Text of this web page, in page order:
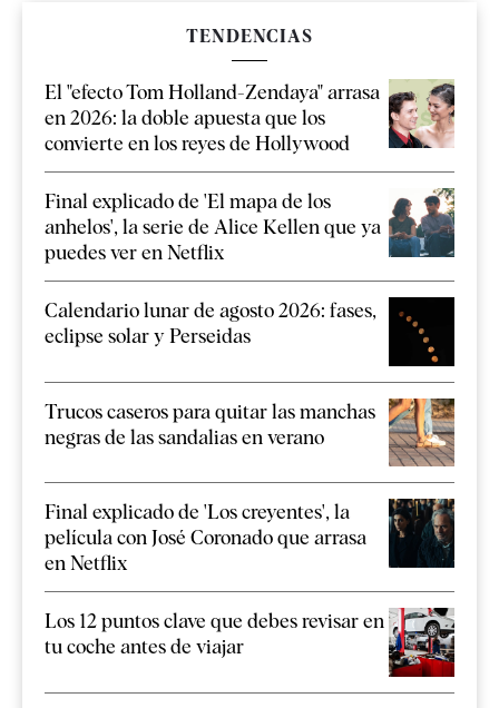
TENDENCIAS
El "efecto Tom Holland-Zendaya" arrasa
en 2026: la doble apuesta que los
convierte en los reyes de Hollywood
Final explicado de 'El mapa de los
anhelos', la serie de Alice Kellen que ya
puedes ver en Netflix
Calendario lunar de agosto 2026: fases,
eclipse solar y Perseidas
Trucos caseros para quitar las manchas
negras de las sandalias en verano
Final explicado de 'Los creyentes', la
película con José Coronado que arrasa
en Netflix
Los 12 puntos clave que debes revisar en
tu coche antes de viajar